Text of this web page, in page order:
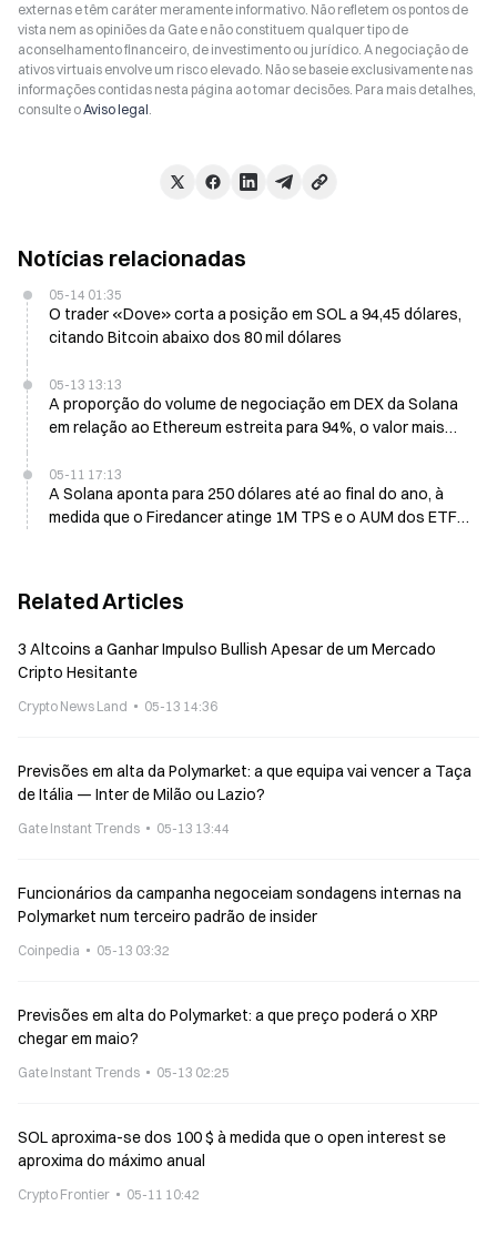
externas e têm caráter meramente informativo. Não refletem os pontos de
vista nem as opiniões da Gate e não constituem qualquer tipo de
aconselhamento financeiro, de investimento ou jurídico. A negociação de
ativos virtuais envolve um risco elevado. Não se baseie exclusivamente nas
informações contidas nesta página ao tomar decisões. Para mais detalhes,
consulte oAviso legal.
Notícias relacionadas
05-14 01:35
O trader «Dove» corta a posição em SOL a 94,45 dólares,
citando Bitcoin abaixo dos 80 mil dólares
05-13 13:13
A proporção do volume de negociação em DEX da Solana
em relação ao Ethereum estreita para 94%, o valor mais
05-11 17:13
A Solana aponta para 250 dólares até ao final do ano, à
medida que o Firedancer atinge 1M TPS e o AUM dos ETF
Related Articles
3 Altcoins a Ganhar Impulso Bullish Apesar de um Mercado
Cripto Hesitante
Crypto News Land 05-13 14:36
Previsões em alta da Polymarket: a que equipa vai vencer a Taça
de Itália — Inter de Milão ou Lazio?
Gate Instant Trends 05-13 13:44
Funcionários da campanha negoceiam sondagens internas na
Polymarket num terceiro padrão de insider
Coinpedia 05-13 03:32
Previsões em alta do Polymarket: a que preço poderá o XRP
chegar em maio?
Gate Instant Trends 05-13 02:25
SOL aproxima-se dos 100 $ à medida que o open interest se
aproxima do máximo anual
Crypto Frontier 05-11 10:42